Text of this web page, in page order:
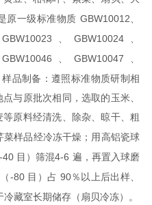
原一级标准物质 GBW10012
GBW10023 GBW10024、
GBW10046 GBW10047
样品制备 ：遵照标准物质研制相
与原批次相同，选取的 玉米、
原料经清洗、除杂、晾干、粗
菜样品经冷冻干燥；用高铝瓷球
-40 目）筛混4-6 遍，再置入球磨
（ -80 目）占 90％以上后出样、
藏室长期储存（扇贝冷冻）。